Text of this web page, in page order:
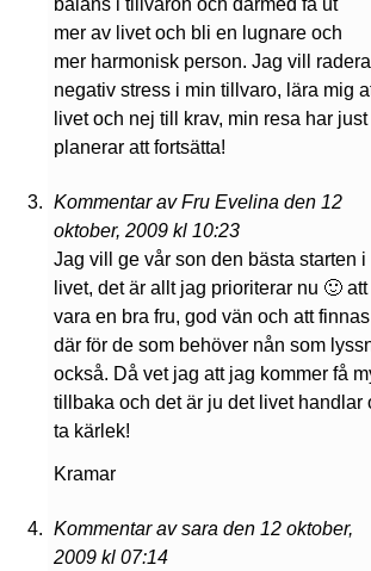
balans i tillvaron och därmed få ut
mer av livet och bli en lugnare och
mer harmonisk person. Jag vill
negativ stress i min tillvaro, lära mig
livet och nej till krav, min resa har
planerar att fortsätta!
Kommentar av Fru Evelina den 12
oktober, 2009 kl 10:23
Jag vill ge vår son den bästa starten i
livet, det är allt jag prioriterar nu 🙂 att
vara en bra fru, god vän och att finnas
där för de som behöver nån som
också. Då vet jag att jag kommer få
tillbaka och det är ju det livet handlar
ta kärlek!
Kramar
Kommentar av sara den 12 oktober,
2009 kl 07:14